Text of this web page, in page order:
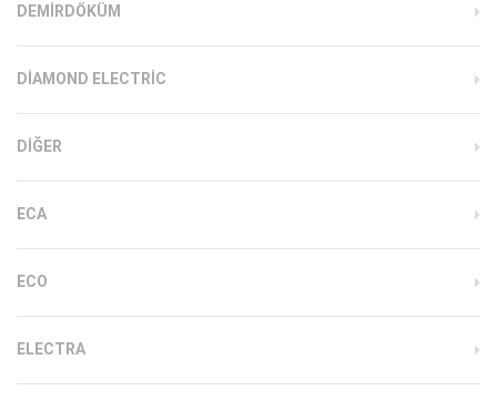
DEMIRDÖKÜM
DIAMOND ELECTRIC
DIĞER
ECA
ECO
ELECTRA